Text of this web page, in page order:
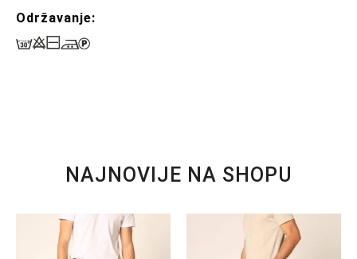
Održavanje:
NAJNOVIJE NA SHOPU